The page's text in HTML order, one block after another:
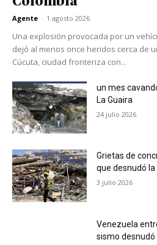
Agente - 1 agosto 2026
Una explosión provocada por un
dejó al menos once heridos cerca de
Cúcuta, ciudad fronteriza con...
un mes
La Guaira
24 julio 2026
Grietas de
que desnudó
3 julio 2026
Venezuela
sismo desnudó